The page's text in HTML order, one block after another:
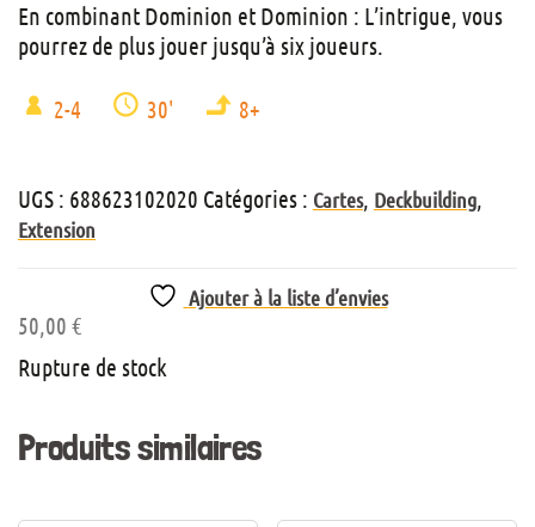
En combinant Dominion et Dominion : L’intrigue, vous
pourrez de plus jouer jusqu’à six joueurs.
2-4 30' 8+
UGS : 688623102020 Catégories : Cartes, Deckbuilding,
Extension
Ajouter à la liste d’envies
50,00 €
Rupture de stock
Produits similaires